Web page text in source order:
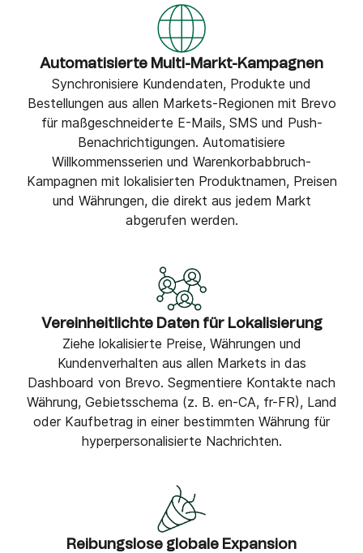
Automatisierte Multi-Markt-Kampagnen
Synchronisiere Kundendaten, Produkte und
Bestellungen aus allen Markets-Regionen mit Brevo
für maßgeschneiderte E-Mails, SMS und Push-
Benachrichtigungen. Automatisiere
Willkommensserien und Warenkorbabbruch-
Kampagnen mit lokalisierten Produktnamen, Preisen
und Währungen, die direkt aus jedem Markt
abgerufen werden.
Vereinheitlichte Daten für Lokalisierung
Ziehe lokalisierte Preise, Währungen und
Kundenverhalten aus allen Markets in das
Dashboard von Brevo. Segmentiere Kontakte nach
Währung, Gebietsschema (z. B. en-CA, fr-FR), Land
oder Kaufbetrag in einer bestimmten Währung für
hyperpersonalisierte Nachrichten.
Reibungslose globale Expansion